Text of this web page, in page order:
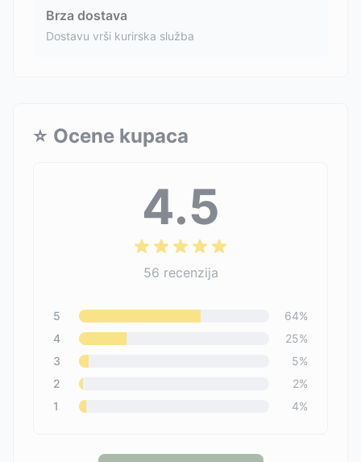
Brza dostava
Dostavu vrši kurirska služba
⭐ Ocene kupaca
4.5
56 recenzija
5 64%
4
25%
3
5%
2
2%
1
4%